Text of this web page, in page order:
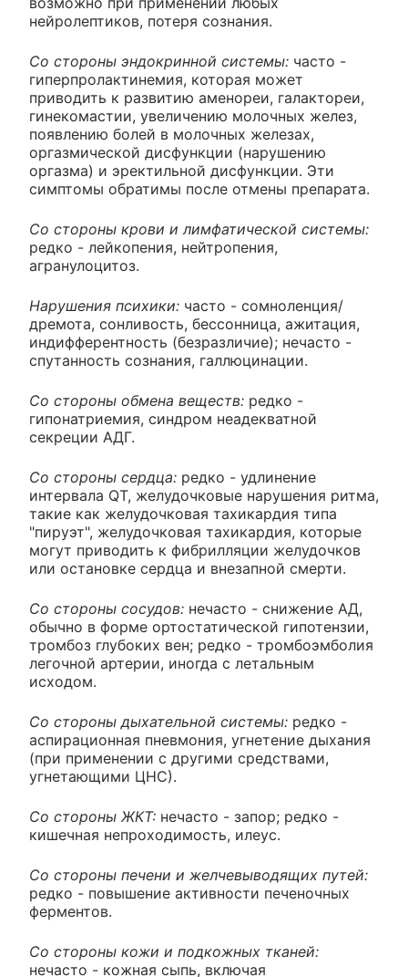
нейролептиков, потеря сознания.
Со стороны эндокринной системы: часто -
гиперпролактинемия, которая может
приводить к развитию аменореи, галактореи,
гинекомастии, увеличению молочных желез,
появлению болей в молочных железах,
оргазмической дисфункции (нарушению
оргазма) и эректильной дисфункции. Эти
симптомы обратимы после отмены препарата.
Со стороны крови и лимфатической системы:
редко - лейкопения, нейтропения,
агранулоцитоз.
Нарушения психики: часто - сомноленция/
дремота, сонливость, бессонница, ажитация,
индифферентность (безразличие); нечасто -
спутанность сознания, галлюцинации.
Со стороны обмена веществ: редко -
гипонатриемия, синдром неадекватной
секреции АДГ.
Со стороны сердца: редко - удлинение
интервала QT, желудочковые нарушения ритма,
такие как желудочковая тахикардия типа
"пируэт", желудочковая тахикардия, которые
могут приводить к фибрилляции желудочков
или остановке сердца и внезапной смерти.
Со стороны сосудов: нечасто - снижение АД,
обычно в форме ортостатической гипотензии,
тромбоз глубоких вен; редко - тромбоэмболия
легочной артерии, иногда с летальным
исходом.
Со стороны дыхательной системы: редко -
аспирационная пневмония, угнетение дыхания
(при применении с другими средствами,
угнетающими ЦНС).
Со стороны ЖКТ: нечасто - запор; редко -
кишечная непроходимость, илеус.
Со стороны печени и желчевыводящих путей:
редко - повышение активности печеночных
ферментов.
Со стороны кожи и подкожных тканей:
нечасто - кожная сыпь, включая